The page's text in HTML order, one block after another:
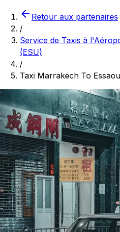
Retour aux partenaires
/
Service de Taxis à
(ESU)
/
Taxi Marrakech To